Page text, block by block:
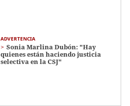
ADVERTENCIA
Sonia Marlina Dubón: "Hay
quienes están haciendo justicia
selectiva en la CSJ"